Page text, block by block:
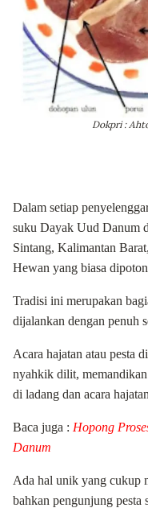
Dokpri :
Dalam setiap
suku Dayak Uud Danum
Sintang, Kalimantan
Hewan yang biasa
Tradisi ini merupakan
dijalankan dengan penuh
Acara hajatan atau pesta
nyahkik dilit,
di ladang dan acara
Baca juga : Hopong
Danum
Ada hal unik yang cukup
bahkan pengunjung pesta